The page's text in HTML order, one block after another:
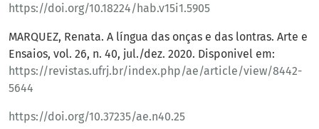
https://doi.org/10.18224/hab.v15i1.5905
MARQUEZ, Renata. A língua das onças e das lontras. Arte e
Ensaios, vol. 26, n. 40, jul./dez. 2020. Disponivel em:
https://revistas.ufrj.br/index.php/ae/article/view/8442-
5644
https://doi.org/10.37235/ae.n40.25